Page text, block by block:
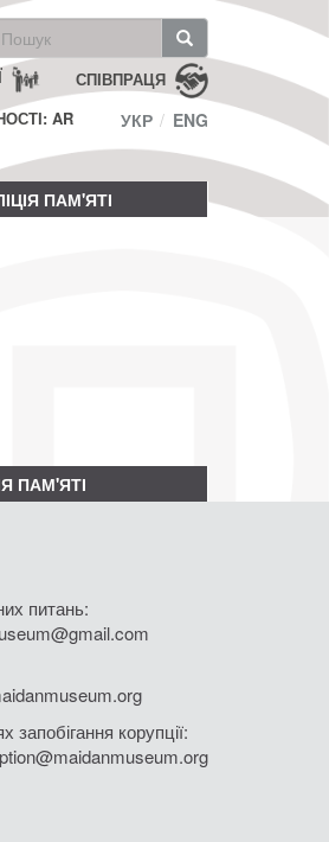
СПІВПРАЦЯ
AR
УКР ENG
ПАМ'ЯТІ
ПАМ'ЯТІ
питань:
запобігання корупції: